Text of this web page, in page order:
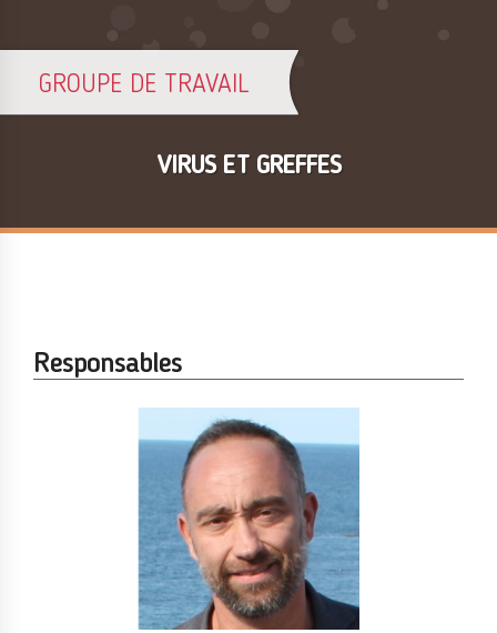
GROUPE DE TRAVAIL
VIRUS ET GREFFES
Responsables